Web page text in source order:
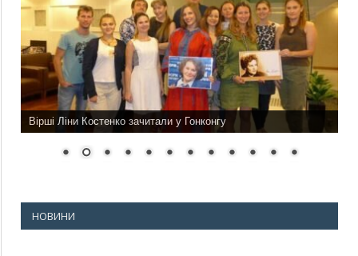
Вірші Ліни Костенко зачитали у Гонконгу
НОВИНИ